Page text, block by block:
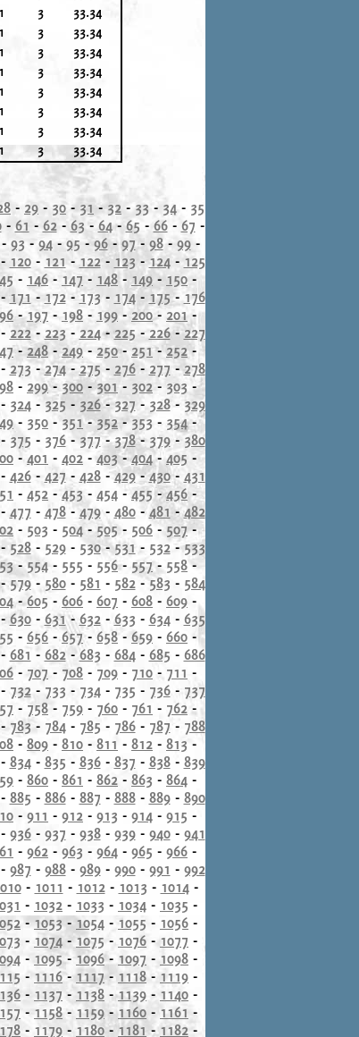
1 3
33.34
1 3
33.34
1 3
33.34
1 3
33.34
1 3
33.34
1 3
33.34
1 3
33.34
1 3 33.34
- 29 - 30- 31 - 32 - 33 - 34 - 35
- 61 - 62- 63 - 64- 65 - 66- 67 -
93 - 94- 95- 96-97- 98- 99-
120- 121 - 122- 123 - 124- 125
- 146 - 147 - 148 - 149 - 150 -
171 -172- 173 - 174- 175 - 176
-197 - 198 - 199 - 200- 201 -
- 222- 223- 224-225 -226- 227
-248 -249 - 250- 251 - 252-
273-274-275- 276- 277 -278
- 299- 300 -301- 302 - 303 -
- 324- 325 - 326-327 - 328- 329
- 350 -351-352 -353 - 354-
375 - 376- 377-378- 379- 380
- 401 - 402 -403-404- 405 -
- 426- 427 - 428-429-430- 431
- 452 - 453 - 454 - 455-456 -
477 - 478-479- 480- 481 -482
- 503 - 504 -505- 506 - 507-
-528- 529- 530-531 - 532-533
- 554 - 555 - 556- 557- 558 -
579- 580- 581 - 582-583 - 584
-605 - 606 - 607 - 608 - 609 -
630- 631 - 632- 633 - 634- 635
- 656 - 657- 658 - 659 - 660 -
681 - 682-683 - 684- 685 - 686
- 707 - 708 - 709 - 710 - 711 -
- 732- 733 - 734- 735 - 736- 737
- 758 - 759 - 760 - 761 - 762 -
783- 784- 785 - 786- 787 - 788
- 809 - 810 - 811 - 812 - 813 -
- 834- 835 - 836- 837 - 838- 839
- 860 - 861 - 862 - 863 - 864 -
885 - 886- 887 - 888- 889- 890
- 911 - 912 - 913 - 914 - 915 -
- 936- 937 - 938- 939- 940- 941
- 962 - 963 - 964 - 965 - 966 -
987 - 988- 989- 990- 991 - 992
- 1011 - 1012- 1013 - 1014-
- 1032 - 1033 - 1034 - 1035 -
- 1053 - 1054 - 1055 - 1056 -
- 1074 -1075 - 1076 -1077 -
- 1095- 1096- 1097 -1098 -
- 1116- 1117 - 1118 - 1119 -
- 1137 - 1138 -1139 - 1140 -
- 1158 - 1159 -1160 - 1161 -
- 1179 - 1180 - 1181 -1182 -